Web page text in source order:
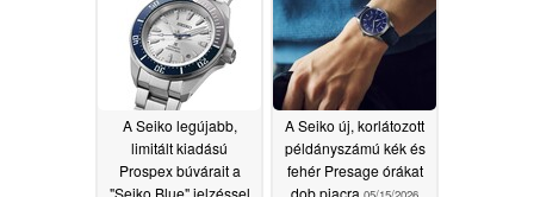
A Seiko legújabb,
limitált kiadású
Prospex búvárait a
"Seiko Blue" jelzéssel
A Seiko új, korlátozott
példányszámú kék és
fehér Presage órákat
dob piacra